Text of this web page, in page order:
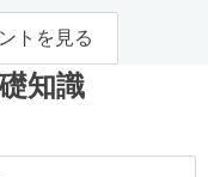
トを見る
知識